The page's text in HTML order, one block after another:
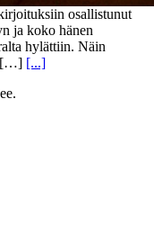
osallistunut
ja koko hänen
hylättiin. Näin
[…] [...]